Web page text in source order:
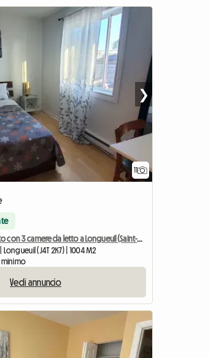
11
❯
Comodo appartamento con 3 camere da letto a Longueuil (Saint-Hubert)
(J4T 2K7) | 1004 M2
minimo
Vedi annuncio